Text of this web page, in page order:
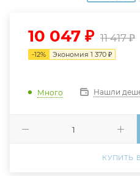
10 047 ₽ 11 417₽
-12% Экономия 1 370 ₽
Много Нашли
КУПИТЬ